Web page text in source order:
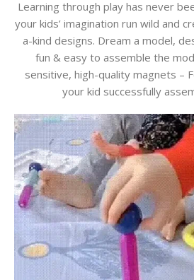
Learning through play has never
your kids’ imagination run wild and
a-kind designs. Dream a model,
fun & easy to assemble the
sensitive, high-quality magnets –
your kid successfully